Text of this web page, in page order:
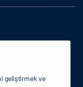
geliştirmek ve